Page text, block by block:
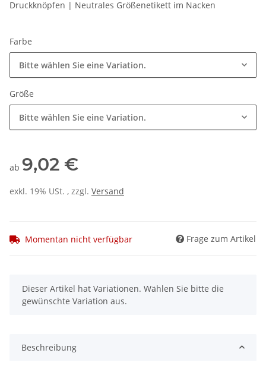
Druckknöpfen | Neutrales Größenetikett im Nacken
Farbe
Bitte wählen Sie eine Variation.
Größe
Bitte wählen Sie eine Variation.
ab 9,02 €
exkl. 19% USt. , zzgl. Versand
Momentan nicht verfügbar Frage zum Artikel
x
Dieser Artikel hat Variationen. Wählen Sie bitte die
gewünschte Variation aus.
Beschreibung